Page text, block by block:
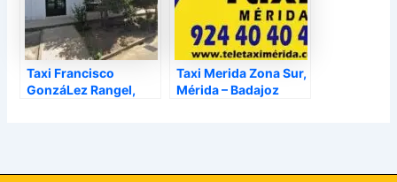
Taxi Francisco
GonzáLez Rangel,
Taxi Merida Zona Sur,
Mérida – Badajoz